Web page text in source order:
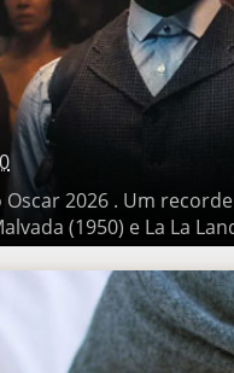
2026 . Um recorde
La Land (2016), todas ...